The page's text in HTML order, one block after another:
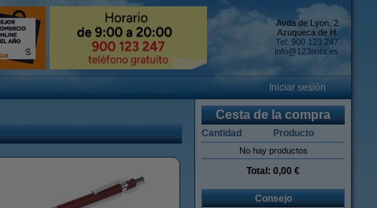
Avda de Lyon, 2
Azuqueca de H.
Tel: 900 123 247
info@123tinta.es
Iniciar sesión
Cesta de la compra
Cantidad Producto
No hay productos
Total: 0,00 €
Consejo